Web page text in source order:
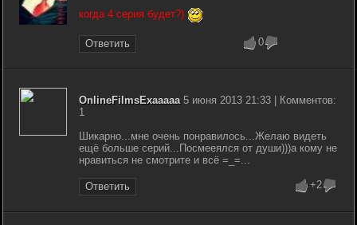
когда 4 серия будет?)
Ответить 0
OnlineFilmsExaaaaa 5 июня 2013 21:33 | Комментов:
1
Шикарно...мне очень понравилось...Желаю видеть
ещё больше серий...Посмееялся от души)))а кому не
нравиться не смотрите и всё =_=...
Ответить +2